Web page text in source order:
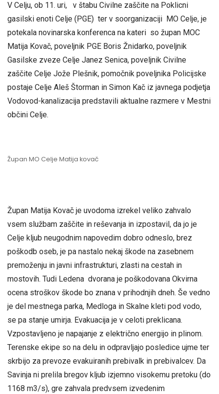
V Celju, ob 11. uri, v štabu Civilne zaščite na Poklicni
gasilski enoti Celje (PGE) ter v soorganizaciji MO Celje, je
potekala novinarska konferenca na kateri so župan MOC
Matija Kovač, poveljnik PGE Boris Žnidarko, poveljnik
Gasilske zveze Celje Janez Senica, poveljnik Civilne
zaščite Celje Jože Plešnik, pomočnik poveljnika Policijske
postaje Celje Aleš Štorman in Simon Kač iz javnega podjetja
Vodovod-kanalizacija predstavili aktualne razmere v Mestni
občini Celje.
Župan MO Celje Matija kovač
Župan Matija Kovač je uvodoma izrekel veliko zahvalo
vsem službam zaščite in reševanja in izpostavil, da jo je
Celje kljub neugodnim napovedim dobro odneslo, brez
poškodb oseb, je pa nastalo nekaj škode na zasebnem
premoženju in javni infrastrukturi, zlasti na cestah in
mostovih. Tudi Ledena dvorana je poškodovana Okvirna
ocena stroškov škode bo znana v prihodnjih dneh. Še vedno
je del mestnega parka, Medloga in Skalne kleti pod vodo,
se pa stanje umirja. Evakuacija je v celoti preklicana.
Vzpostavljeno je napajanje z električno energijo in plinom.
Terenske ekipe so na delu in odpravljajo posledice ujme ter
skrbijo za prevoze evakuiranih prebivalk in prebivalcev. Da
Savinja ni prelila bregov kljub izjemno visokemu pretoku (do
1168 m3/s), gre zahvala predvsem izvedenim